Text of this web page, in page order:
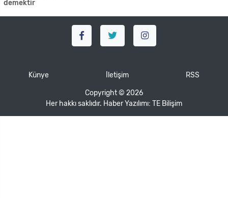
demektir
Künye İletişim RSS
Copyright © 2026
Her hakkı saklıdır. Haber Yazılımı: TE Bilişim